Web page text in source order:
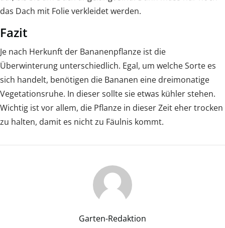
das Dach mit Folie verkleidet werden.
Fazit
Je nach Herkunft der Bananenpflanze ist die
Überwinterung unterschiedlich. Egal, um welche Sorte es
sich handelt, benötigen die Bananen eine dreimonatige
Vegetationsruhe. In dieser sollte sie etwas kühler stehen.
Wichtig ist vor allem, die Pflanze in dieser Zeit eher trocken
zu halten, damit es nicht zu Fäulnis kommt.
Garten-Redaktion